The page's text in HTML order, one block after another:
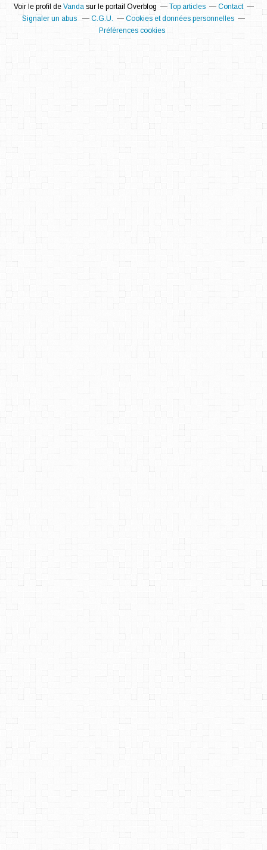
Voir le profil de Vandasur le portail Overblog Top articles
Contact
Signaler un abus
C.G.U.
Cookies et données personnelles
Préférences cookies